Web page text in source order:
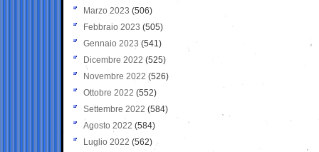
Marzo 2023 (506)
Febbraio 2023 (505)
Gennaio 2023 (541)
Dicembre 2022 (525)
Novembre 2022 (526)
Ottobre 2022 (552)
Settembre 2022 (584)
Agosto 2022 (584)
Luglio 2022 (562)